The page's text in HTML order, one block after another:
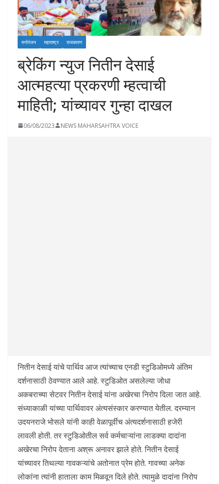
मनोरंजन महाराष्ट्र राजकारण
ब्रेकिंग न्युज नितीन देसाई
आत्महत्या प्रकरणी म्हत्वाची
माहिती; यांच्यावर गुन्हा दाखल
06/08/2023 NEWS MAHARSAHTRA VOICE
नितीन देसाई यांचे पार्थिव आज त्यांच्याच एनडी स्टुडिओमध्ये अंतिम
दर्शनासाठी ठेवण्यात आले आहे. स्टुडिओत असलेल्या जोधा
अकबराच्या सेटवर नितीन देसाई यांना अखेरचा निरोप दिला जात आहे.
संध्याकाळी यांच्या पार्थिवावर अंत्यसंस्कार करण्यात येतील. दरम्यान
उदयनराजे भोसले यांनी काही वेळापूर्वीच अंत्यदर्शनासाठी हजेरी
लावली होती. तर स्टुडिओतील सर्व कर्मचाऱ्यांना लाडक्या दादांना
अखेरचा निरोप देताना अश्रू अनावर झाले होते. नितीन देसाई
यांच्यावर तिथल्या गावकऱ्यांचे अतोनात प्रेम होते. गावच्या अनेक
लोकांना त्यांनी हाताला काम मिळवून दिले होते. त्यामुळे दादांना निरोप